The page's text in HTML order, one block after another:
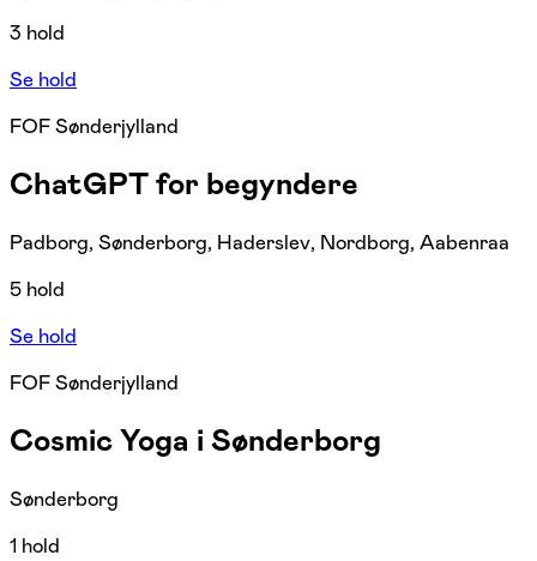
3 hold
Se hold
FOF Sønderjylland
ChatGPT for begyndere
Padborg, Sønderborg, Haderslev, Nordborg, Aabenraa
5 hold
Se hold
FOF Sønderjylland
Cosmic Yoga i Sønderborg
Sønderborg
1 hold